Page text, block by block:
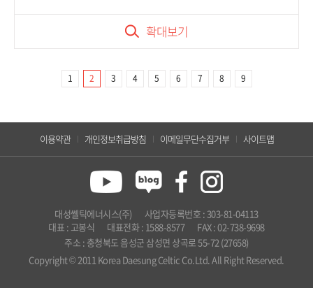
확대보기
1 2 3 4 5 6 7 8 9
이용약관 개인정보취급방침 이메일무단수집거부 사이트맵
대성쎌틱에너시스(주)
사업자등록번호 : 303-81-04113
대표 : 고봉식
대표전화 : 1588-8577
FAX : 02-738-9698
주소 : 충청북도 음성군 삼성면 상곡로 55-72 (27658)
Copyright © 2011 Korea Daesung Celtic Co.Ltd. All Right Reserved.